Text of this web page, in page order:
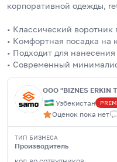
корпоративной одежды,
• Классический воротник
• Комфортная посадка на
• Подходит для нанесения
• Современный
ООО "BIZNES ERKIN
Узбекистан
Оценок пока нет
ТИП БИЗНЕСА
Производитель